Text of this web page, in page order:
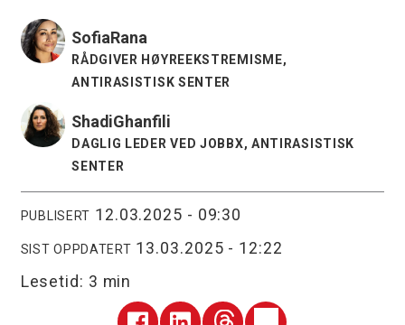
SofiaRana
RÅDGIVER HØYREEKSTREMISME,
ANTIRASISTISK SENTER
ShadiGhanfili
DAGLIG LEDER VED JOBBX, ANTIRASISTISK
SENTER
PUBLISERT 12.03.2025 - 09:30
SIST OPPDATERT
13.03.2025 - 12:22
Lesetid: 3 min